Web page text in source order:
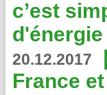
c’est
d'énergie
20.12.2017
France